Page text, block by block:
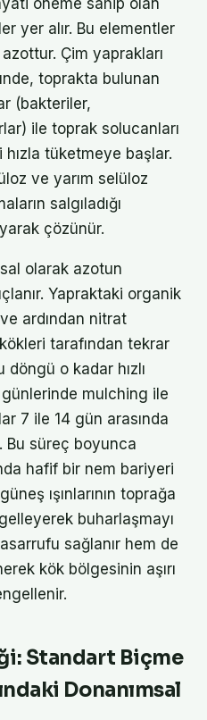
öneme sahip olan
yer alır. Bu elementler
azottur. Çim yaprakları
toprakta bulunan
(bakteriler,
ile toprak solucanları
tüketmeye başlar.
ve yarım selüloz
salgıladığı
çözünür.
olarak azotun
Yapraktaki organik
ardından nitrat
tarafından tekrar
döngü o kadar hızlı
mulching ile
7 ile 14 gün arasında
Bu süreç boyunca
hafif bir nem bariyeri
ışınlarının toprağa
buharlaşmayı
sağlanır hem de
kök bölgesinin aşırı
Standart Biçme
Donanımsal